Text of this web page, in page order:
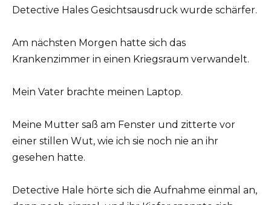
Detective Hales Gesichtsausdruck wurde schärfer.
Am nächsten Morgen hatte sich das
Krankenzimmer in einen Kriegsraum verwandelt.
Mein Vater brachte meinen Laptop.
Meine Mutter saß am Fenster und zitterte vor
einer stillen Wut, wie ich sie noch nie an ihr
gesehen hatte.
Detective Hale hörte sich die Aufnahme einmal an,